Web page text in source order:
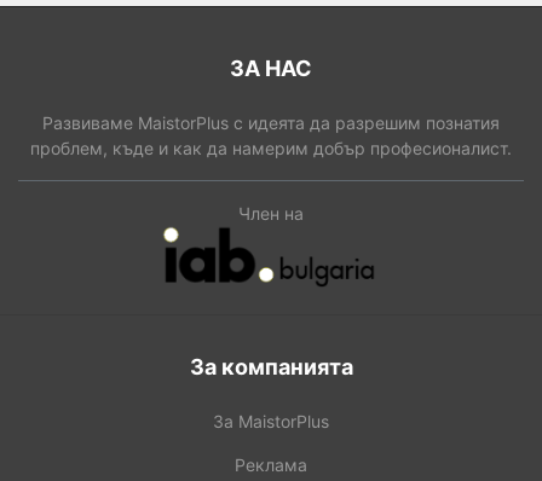
ЗА НАС
Развиваме MaistorPlus с идеята да разрешим познатия
проблем, къде и как да намерим добър професионалист.
Член на
За компанията
За MaistorPlus
Реклама